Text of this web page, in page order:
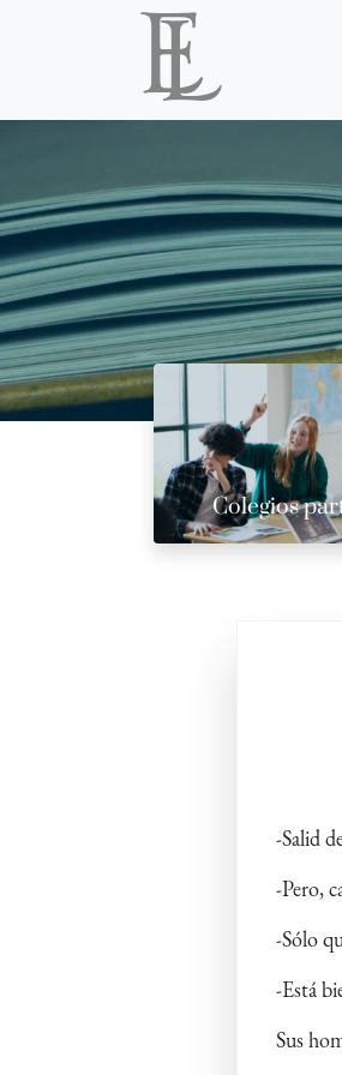
Colegios
-Salid
-Pero,
-Sólo
-Está
Sus